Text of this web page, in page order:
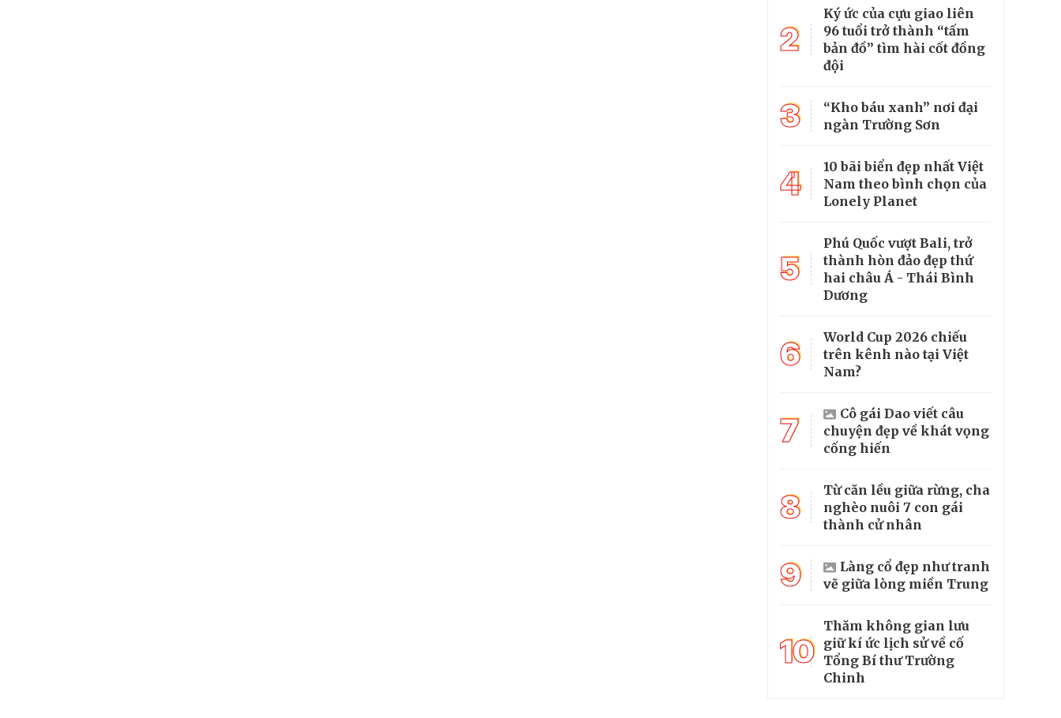
2
Ký ức của cựu giao liên
96 tuổi trở thành “tấm
bản đồ” tìm hài cốt đồng
đội
3
“Kho báu xanh” nơi đại
ngàn Trường Sơn
4
10 bãi biển đẹp nhất Việt
Nam theo bình chọn của
Lonely Planet
5
Phú Quốc vượt Bali, trở
thành hòn đảo đẹp thứ
hai châu Á - Thái Bình
Dương
6
World Cup 2026 chiếu
trên kênh nào tại Việt
Nam?
7
Cô gái Dao viết câu
chuyện đẹp về khát vọng
cống hiến
8
Từ căn lều giữa rừng, cha
nghèo nuôi 7 con gái
thành cử nhân
9
Làng cổ đẹp như tranh
vẽ giữa lòng miền Trung
10
Thăm không gian lưu
giữ kí ức lịch sử về cố
Tổng Bí thư Trường
Chinh